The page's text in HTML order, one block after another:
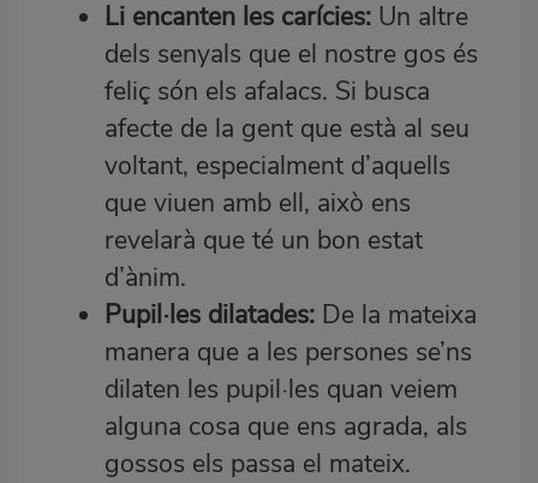
Li encanten les carícies: Un altre
dels senyals que el nostre gos és
feliç són els afalacs. Si busca
afecte de la gent que està al seu
voltant, especialment d’aquells
que viuen amb ell, això ens
revelarà que té un bon estat
d’ànim.
Pupil·les dilatades: De la mateixa
manera que a les persones se’ns
dilaten les pupil·les quan veiem
alguna cosa que ens agrada, als
gossos els passa el mateix.